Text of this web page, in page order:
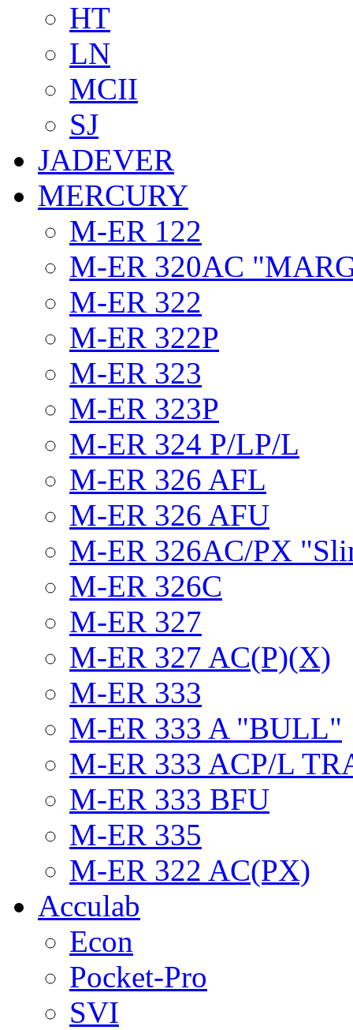
HT
LN
MCII
SJ
JADEVER
MERCURY
M-ER 122
M-ER 320AC
M-ER 322
M-ER 322P
M-ER 323
M-ER 323P
M-ER 324 P/LP/L
M-ER 326 AFL
M-ER 326 AFU
M-ER 326AC/PX
M-ER 326C
M-ER 327
M-ER 327 AC(P)(X)
M-ER 333
M-ER 333 A "BULL"
M-ER 333 ACP/L
M-ER 333 BFU
M-ER 335
M-ER 322 AC(PX)
Acculab
Econ
Pocket-Pro
SVI